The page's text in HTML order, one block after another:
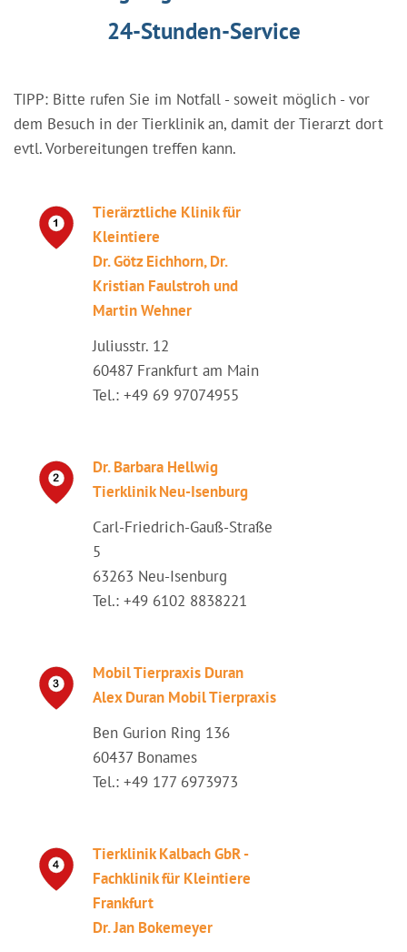
24-Stunden-Service
TIPP: Bitte rufen Sie im Notfall - soweit möglich - vor
dem Besuch in der Tierklinik an, damit der Tierarzt dort
evtl. Vorbereitungen treffen kann.
Tierärztliche Klinik für
Kleintiere
Dr. Götz Eichhorn, Dr.
Kristian Faulstroh und
Martin Wehner
Juliusstr. 12
60487 Frankfurt am Main
Tel.: +49 69 97074955
Dr. Barbara Hellwig
Tierklinik Neu-Isenburg
Carl-Friedrich-Gauß-Straße
5
63263 Neu-Isenburg
Tel.: +49 6102 8838221
Mobil Tierpraxis Duran
Alex Duran Mobil Tierpraxis
Ben Gurion Ring 136
60437 Bonames
Tel.: +49 177 6973973
Tierklinik Kalbach GbR -
Fachklinik für Kleintiere
Frankfurt
Dr. Jan Bokemeyer